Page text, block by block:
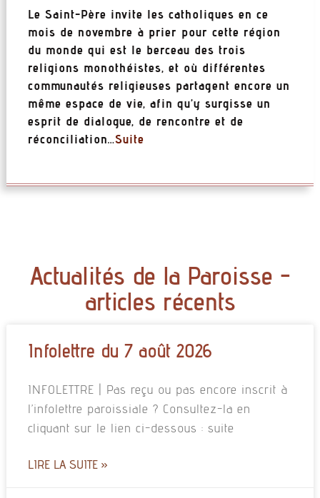
Le Saint-Père invite les catholiques en ce
mois de novembre à prier pour cette région
du monde qui est le berceau des trois
religions monothéistes, et où différentes
communautés religieuses partagent encore un
même espace de vie, afin qu’y surgisse un
esprit de dialogue, de rencontre et de
réconciliation…Suite
Actualités de la Paroisse -
articles récents
Infolettre du 7 août 2026
INFOLETTRE | Pas reçu ou pas encore inscrit à
l’infolettre paroissiale ? Consultez-la en
cliquant sur le lien ci-dessous : suite
LIRE LA SUITE »